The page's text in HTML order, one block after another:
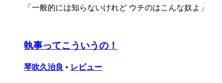
「一般的には知らないけれど ウチのはこんな奴よ」
執事ってこういうの！
琴吹久治良 • レビュー